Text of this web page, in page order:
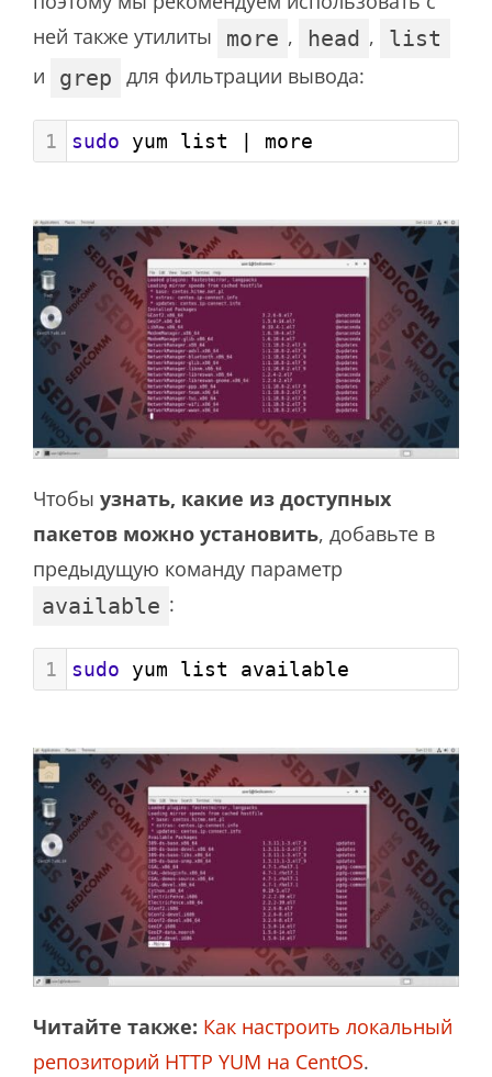
ней также утилиты
more , head ,
list
и
grep для фильтрации вывода:
1 sudo yum list | more
Чтобы узнать, какие из доступных
пакетов можно установить, добавьте в
предыдущую команду параметр
available :
1 sudo yum list available
Читайте также: Как настроить локальный
репозиторий HTTP YUM на CentOS.